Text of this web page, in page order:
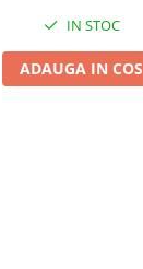
IN STOC
ADAUGA IN COS